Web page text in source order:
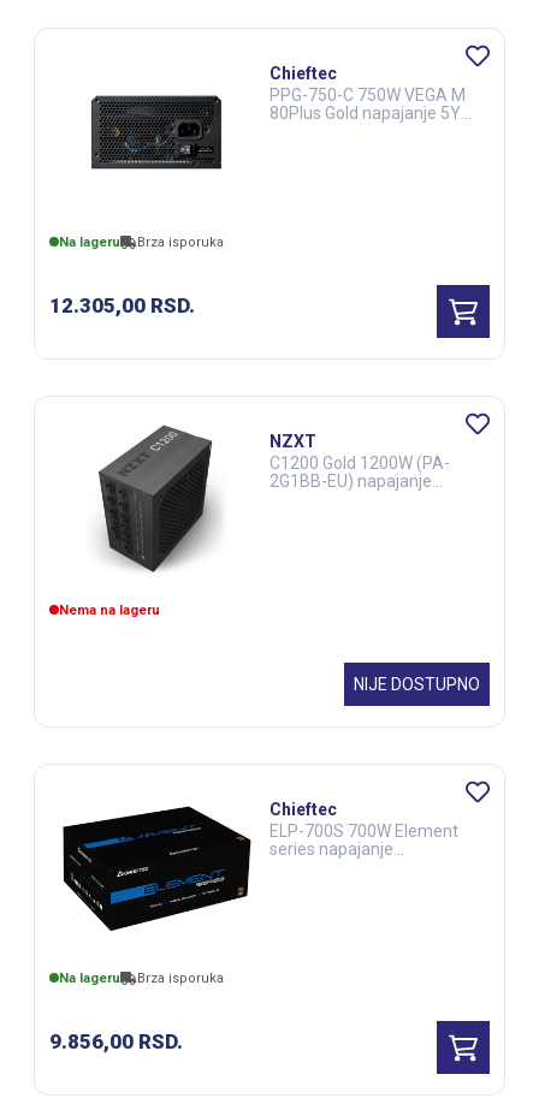
Na lageru Brza isporuka
12.305,00 RSD.
Chieftec
PPG-750-C 750W VEGA M
80Plus Gold napajanje 5Y
Nema na lageru
NZXT
C1200 Gold 1200W (PA-
2G1BB-EU) napajanje
NIJE DOSTUPNO
Na lageru Brza isporuka
9.856,00 RSD.
Chieftec
ELP-700S 700W Element
series napajanje